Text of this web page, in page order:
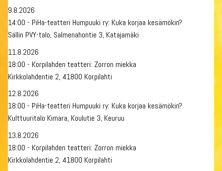
9.8.2026
14:00 - PiHa-teatteri Humpuuki ry: Kuka korjaa kesämökin?
Sällin PVY-talo, Salmenahontie 3, Katajamäki
11.8.2026
18:00 - Korpilahden teatteri: Zorron miekka
Kirkkolahdentie 2, 41800 Korpilahti
12.8.2026
18:00 - PiHa-teatteri Humpuuki ry: Kuka korjaa kesämökin?
Kulttuuritalo Kimara, Koulutie 3, Keuruu
13.8.2026
18:00 - Korpilahden teatteri: Zorron miekka
Kirkkolahdentie 2, 41800 Korpilahti